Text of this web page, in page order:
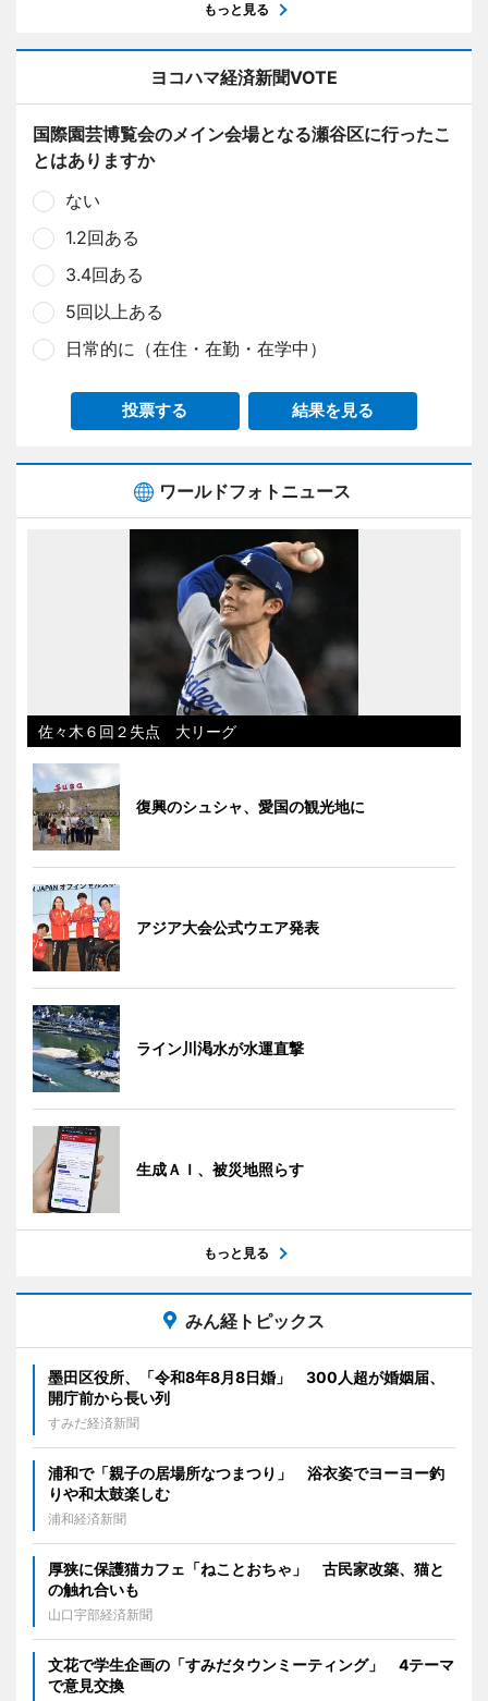
もっと見る
ヨコハマ経済新聞VOTE
国際園芸博覧会のメイン会場となる瀬谷区に行ったこ
とはありますか
ない
1.2回ある
3.4回ある
5回以上ある
日常的に（在住・在勤・在学中）
投票する 結果を見る
ワールドフォトニュース
佐々木６回２失点 大リーグ
復興のシュシャ、愛国の観光地に
アジア大会公式ウエア発表
ライン川渇水が水運直撃
生成ＡＩ、被災地照らす
もっと見る
みん経トピックス
墨田区役所、「令和8年8月8日婚」 300人超が婚姻届、
開庁前から長い列
すみだ経済新聞
浦和で「親子の居場所なつまつり」 浴衣姿でヨーヨー釣
りや和太鼓楽しむ
浦和経済新聞
厚狭に保護猫カフェ「ねことおちゃ」 古民家改築、猫と
の触れ合いも
山口宇部経済新聞
文花で学生企画の「すみだタウンミーティング」 4テーマ
で意見交換